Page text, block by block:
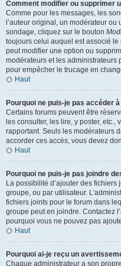
Comment modifier ou supprimer
Comme pour les messages, les
l’auteur original, un modérateur
sondage, cliquez sur le bouton
toujours celui auquel est associé le
peut modifier une option ou
modérateurs et les administrateurs
pour empêcher le trucage en
Haut
Pourquoi ne puis-je pas accéder
Certains forums peuvent être
les consulter, les lire, y poster, etc.,
rapportant. Seuls les modérateurs
accorder ces accès, vous devez
Haut
Pourquoi ne puis-je pas joindre
La possibilité d’ajouter des
groupe, ou par utilisateur.
fichiers joints pour le forum dans
groupe peut en joindre. Contactez
pourquoi vous ne pouvez pas
Haut
Pourquoi ai-je reçu un
Chaque administrateur a son